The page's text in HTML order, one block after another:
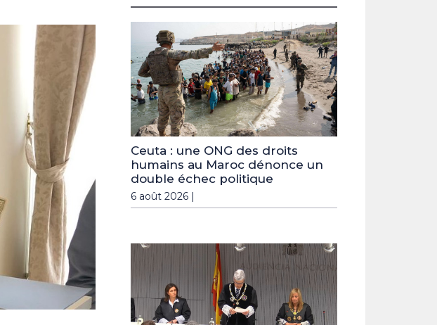
Ceuta : une ONG des droits
humains au Maroc dénonce un
double échec politique
6 août 2026 |